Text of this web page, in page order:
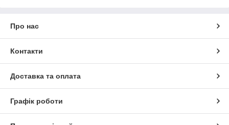
Про нас
Контакти
Доставка та оплата
Графік роботи